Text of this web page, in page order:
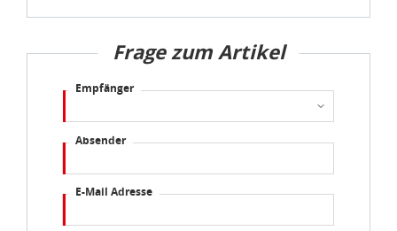
Frage zum Artikel
Empfänger
Absender
E-Mail Adresse